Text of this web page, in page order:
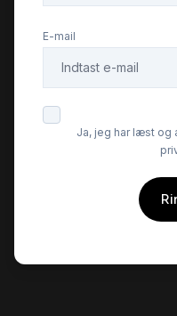
El-spejle med
Elektrisk
Elektrisk
Elektrisk
E-mail
Ja, jeg har læst og